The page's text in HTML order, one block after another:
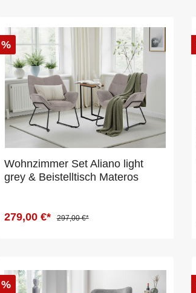
%
Wohnzimmer Set Aliano light
grey & Beistelltisch Materos
279,00 €* 297,00 €*
%